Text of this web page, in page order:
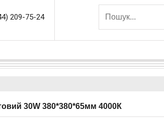
209-75-24
30W 380*380*65мм 4000К